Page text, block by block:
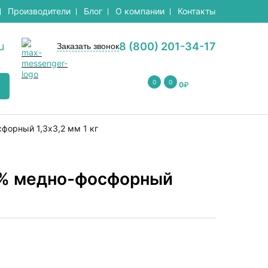
Производители Блог О компании Контакты
8 (800) 201-34-17
Заказать звонок
0 0 0₽
1,3х3,2 мм 1 кг
медно-фосфорный